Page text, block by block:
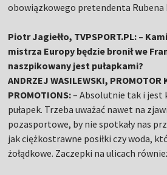
obowiązkowego pretendenta Rubena
Piotr Jagiełło, TVPSPORT.PL: –
mistrza Europy będzie bronił we
naszpikowany jest pułapkami?
ANDRZEJ WASILEWSKI, PROMOTOR
PROMOTIONS:– Absolutnie tak i jest
pułapek. Trzeba uważać nawet na
pozasportowe, by nie spotkały nas
jak ciężkostrawne posiłki czy woda,
żołądkowe. Zaczepki na ulicach